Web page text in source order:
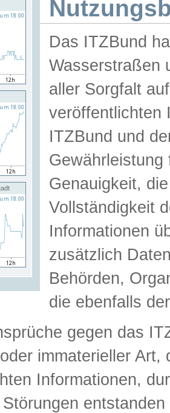
Das ITZBund
Wasserstraßen
aller Sorgfalt
veröffentlichten
ITZBund und
Genauigkeit,
Vollständigkeit
Informationen
zusätzlich
Behörden,
die ebenfalls
gegen das
immaterieller
Informationen,